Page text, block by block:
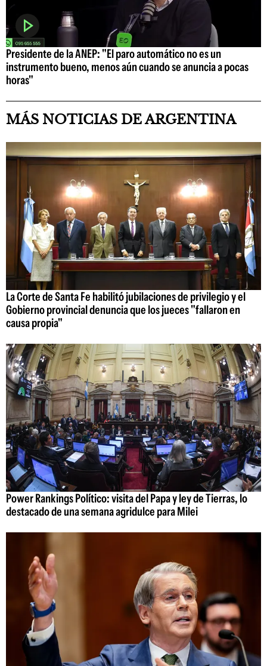
Presidente de la ANEP: "El paro automático no es un
instrumento bueno, menos aún cuando se anuncia a pocas
horas"
MÁS NOTICIAS DE ARGENTINA
La Corte de Santa Fe habilitó jubilaciones de privilegio y el
Gobierno provincial denuncia que los jueces "fallaron en
causa propia"
Power Rankings Político: visita del Papa y ley de Tierras, lo
destacado de una semana agridulce para Milei